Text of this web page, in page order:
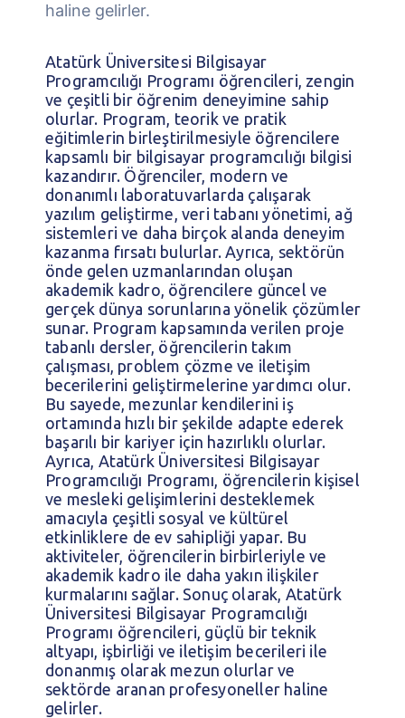
haline gelirler.
Atatürk Üniversitesi Bilgisayar
Programcılığı Programı öğrencileri, zengin
ve çeşitli bir öğrenim deneyimine sahip
olurlar. Program, teorik ve pratik
eğitimlerin birleştirilmesiyle öğrencilere
kapsamlı bir bilgisayar programcılığı bilgisi
kazandırır. Öğrenciler, modern ve
donanımlı laboratuvarlarda çalışarak
yazılım geliştirme, veri tabanı yönetimi, ağ
sistemleri ve daha birçok alanda deneyim
kazanma fırsatı bulurlar. Ayrıca, sektörün
önde gelen uzmanlarından oluşan
akademik kadro, öğrencilere güncel ve
gerçek dünya sorunlarına yönelik çözümler
sunar. Program kapsamında verilen proje
tabanlı dersler, öğrencilerin takım
çalışması, problem çözme ve iletişim
becerilerini geliştirmelerine yardımcı olur.
Bu sayede, mezunlar kendilerini iş
ortamında hızlı bir şekilde adapte ederek
başarılı bir kariyer için hazırlıklı olurlar.
Ayrıca, Atatürk Üniversitesi Bilgisayar
Programcılığı Programı, öğrencilerin kişisel
ve mesleki gelişimlerini desteklemek
amacıyla çeşitli sosyal ve kültürel
etkinliklere de ev sahipliği yapar. Bu
aktiviteler, öğrencilerin birbirleriyle ve
akademik kadro ile daha yakın ilişkiler
kurmalarını sağlar. Sonuç olarak, Atatürk
Üniversitesi Bilgisayar Programcılığı
Programı öğrencileri, güçlü bir teknik
altyapı, işbirliği ve iletişim becerileri ile
donanmış olarak mezun olurlar ve
sektörde aranan profesyoneller haline
gelirler.